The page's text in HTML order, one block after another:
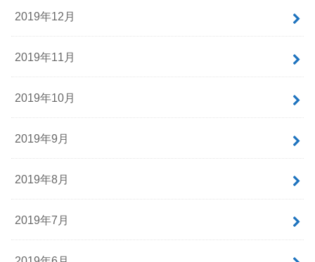
2019年12月
2019年11月
2019年10月
2019年9月
2019年8月
2019年7月